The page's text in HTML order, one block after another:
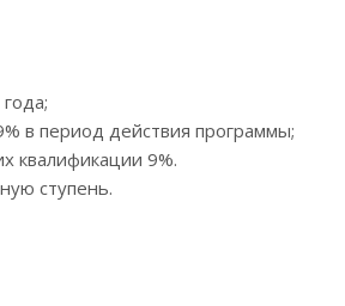
в период действия программы;
квалификации 9%.
ступень.